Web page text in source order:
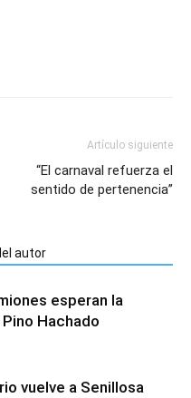
Artículo siguiente
“El carnaval refuerza el
sentido de pertenencia”
autor
esperan la
Hachado
vuelve a Senillosa